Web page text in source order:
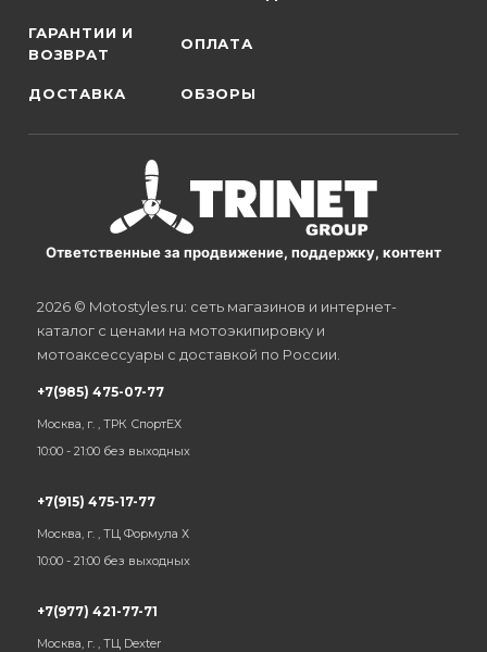
ГАРАНТИИ И
ВОЗВРАТ
ОПЛАТА
ДОСТАВКА ОБЗОРЫ
Ответственные за продвижение, поддержку, контент
2026 © Motostyles.ru: сеть магазинов и интернет-
каталог с ценами на мотоэкипировку и
мотоаксессуары с доставкой по России.
+7(985) 475-07-77
Москва, г. , ТРК СпортЕХ
10:00 - 21:00 без выходных
+7(915) 475-17-77
Москва, г. , ТЦ Формула Х
10:00 - 21:00 без выходных
+7(977) 421-77-71
Москва, г. , ТЦ Dexter